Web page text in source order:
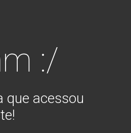
:/
que acessou